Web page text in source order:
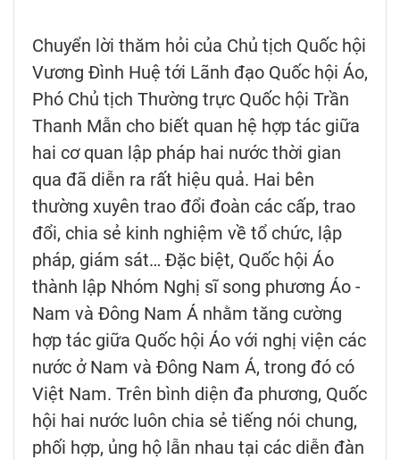
Chuyển lời thăm hỏi của Chủ tịch Quốc hội
Vương Đình Huệ tới Lãnh đạo Quốc hội Áo,
Phó Chủ tịch Thường trực Quốc hội Trần
Thanh Mẫn cho biết quan hệ hợp tác giữa
hai cơ quan lập pháp hai nước thời gian
qua đã diễn ra rất hiệu quả. Hai bên
thường xuyên trao đổi đoàn các cấp, trao
đổi, chia sẻ kinh nghiệm về tổ chức, lập
pháp, giám sát… Đặc biệt, Quốc hội Áo
thành lập Nhóm Nghị sĩ song phương Áo -
Nam và Đông Nam Á nhằm tăng cường
hợp tác giữa Quốc hội Áo với nghị viện các
nước ở Nam và Đông Nam Á, trong đó có
Việt Nam. Trên bình diện đa phương, Quốc
hội hai nước luôn chia sẻ tiếng nói chung,
phối hợp, ủng hộ lẫn nhau tại các diễn đàn